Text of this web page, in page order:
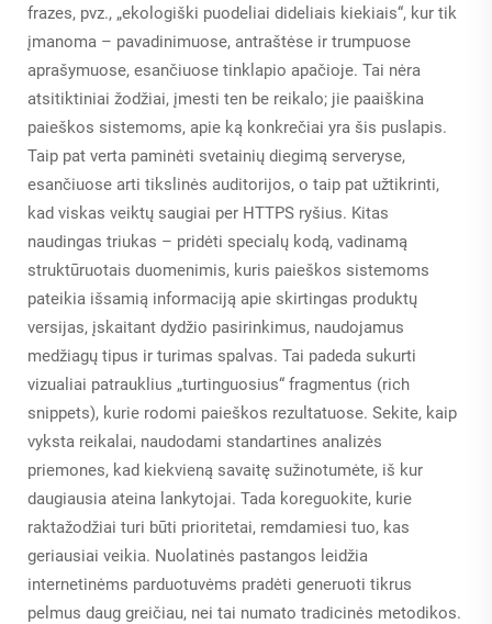
frazes, pvz., „ekologiški puodeliai dideliais kiekiais“, kur tik
įmanoma – pavadinimuose, antraštėse ir trumpuose
aprašymuose, esančiuose tinklapio apačioje. Tai nėra
atsitiktiniai žodžiai, įmesti ten be reikalo; jie paaiškina
paieškos sistemoms, apie ką konkrečiai yra šis puslapis.
Taip pat verta paminėti svetainių diegimą serveryse,
esančiuose arti tikslinės auditorijos, o taip pat užtikrinti,
kad viskas veiktų saugiai per HTTPS ryšius. Kitas
naudingas triukas – pridėti specialų kodą, vadinamą
struktūruotais duomenimis, kuris paieškos sistemoms
pateikia išsamią informaciją apie skirtingas produktų
versijas, įskaitant dydžio pasirinkimus, naudojamus
medžiagų tipus ir turimas spalvas. Tai padeda sukurti
vizualiai patrauklius „turtinguosius“ fragmentus (rich
snippets), kurie rodomi paieškos rezultatuose. Sekite, kaip
vyksta reikalai, naudodami standartines analizės
priemones, kad kiekvieną savaitę sužinotumėte, iš kur
daugiausia ateina lankytojai. Tada koreguokite, kurie
raktažodžiai turi būti prioritetai, remdamiesi tuo, kas
geriausiai veikia. Nuolatinės pastangos leidžia
internetinėms parduotuvėms pradėti generuoti tikrus
pelmus daug greičiau, nei tai numato tradicinės metodikos.